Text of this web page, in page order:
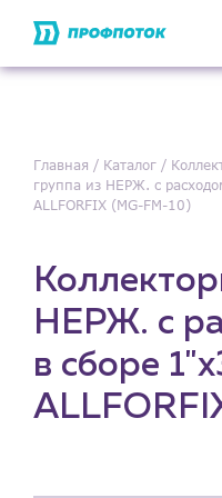
Главная Каталог
группа из НЕРЖ. с
ALLFORFIX (MG-FM-10)
НЕРЖ. с
в сборе